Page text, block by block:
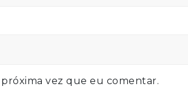
vez que eu comentar.